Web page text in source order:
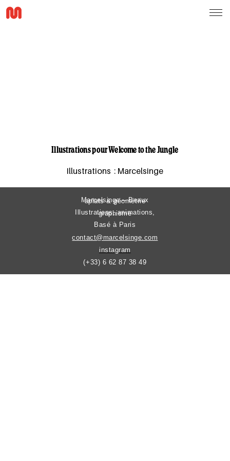
Illustrations pour Welcome to the Jungle
Illustrations : Marcelsinge
Marcelsinge – Beaux aplats & géométrie
Illustrations, animations, graphisme
Basé à Paris
contact@marcelsinge.com
instagram
(+33) 6 62 87 38 49